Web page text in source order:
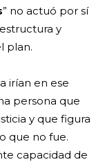
” no actuó por sí
y
plan.
irían en ese
persona que
y que figura
que no fue.
capacidad de